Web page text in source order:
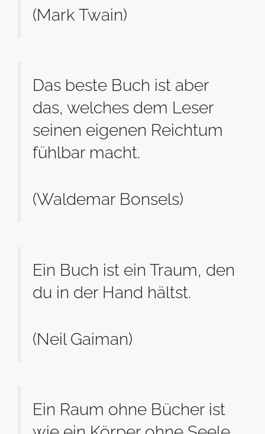
(Mark Twain)
Das beste Buch ist aber
das, welches dem Leser
seinen eigenen Reichtum
fühlbar macht.
(Waldemar Bonsels)
Ein Buch ist ein Traum, den
du in der Hand hältst.
(Neil Gaiman)
Ein Raum ohne Bücher ist